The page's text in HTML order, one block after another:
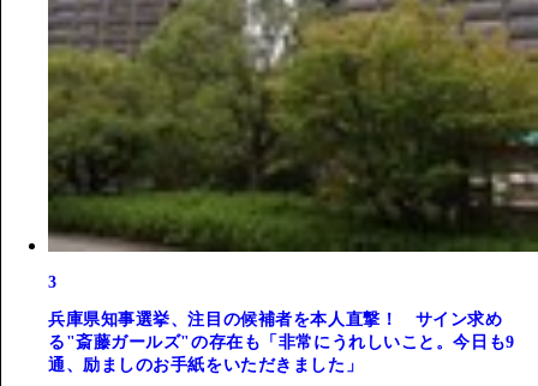
3
兵庫県知事選挙、注目の候補者を本人直撃！ サイン求め
る"斎藤ガールズ"の存在も「非常にうれしいこと。今日も9
通、励ましのお手紙をいただきました」